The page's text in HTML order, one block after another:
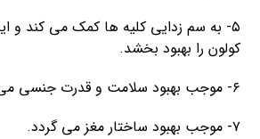
۵- به سم زدایی کلیه ها کمک می کند و
کولون را بهبود بخشد.
۶- موجب بهبود سلامت و قدرت جنسی می شود.
۷- موجب بهبود ساختار مغز می گردد.